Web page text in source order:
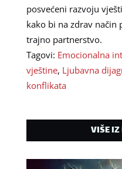
posvećeni razvoju
kako bi na zdrav način
trajno partnerstvo.
Tagovi: Emocionalna
vještine, Ljubavna
konflikata
VIŠE IZ